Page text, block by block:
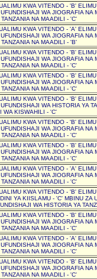
KWA VITENDO - 'B'
WA JIOGRAFIA NA
TANZANIA NA MAADILI - 'C'
KWA VITENDO - 'A'
WA JIOGRAFIA NA
TANZANIA NA MAADILI - 'B'
KWA VITENDO - 'B'
WA JIOGRAFIA NA
TANZANIA NA MAADILI - 'C'
KWA VITENDO - 'B'
WA JIOGRAFIA NA
TANZANIA NA MAADILI - 'C'
KWA VITENDO - 'B'
WA HISTORIA YA
WA KISWAHILI - 'C'
KWA VITENDO - 'B'
WA JIOGRAFIA NA
TANZANIA NA MAADILI - 'C'
KWA VITENDO - 'B'
WA JIOGRAFIA NA
TANZANIA NA MAADILI - 'C'
KWA VITENDO - 'A'
WA JIOGRAFIA NA
TANZANIA NA MAADILI - 'C'
KWA VITENDO - 'B'
YA KIISLAMU - 'C' MBINU ZA
WA HISTORIA YA
KWA VITENDO - 'B'
WA JIOGRAFIA NA
TANZANIA NA MAADILI - 'C'
KWA VITENDO - 'A'
WA JIOGRAFIA NA
TANZANIA NA MAADILI - 'C'
KWA VITENDO - 'B'
WA JIOGRAFIA NA
TANZANIA NA MAADILI - 'C'